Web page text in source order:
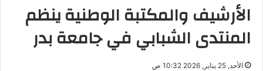
الأرشيف والمكتبة الوطنية ينظم
المنتدى الشبابي في جامعة بدر
الأحد, 25 يناير, 2026 10:32 ص